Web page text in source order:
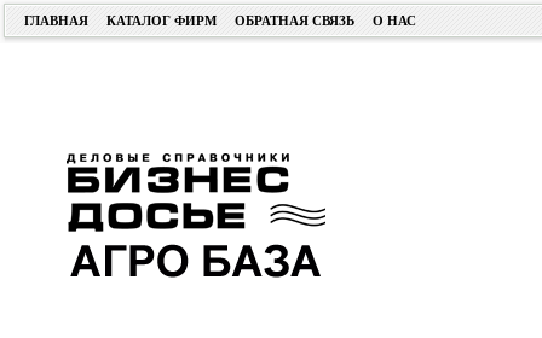
ГЛАВНАЯ КАТАЛОГ ФИРМ ОБРАТНАЯ СВЯЗЬ О НАС